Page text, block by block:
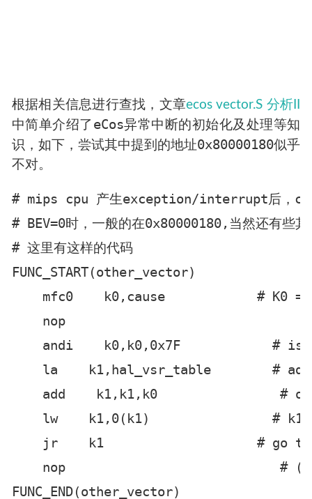
根据相关信息进行查找，文章ecos vector.S 分析II
中简单介绍了 eCos异常中断的初始化及处理等知
识，如下，尝试其中提到的地址0x80000180似乎
不对。
# mips cpu 产生exception/interrupt后，cpu
# BEV=0时，一般的在0x80000180,当然还有些
# 这里有这样的代码
FUNC_START(other_vector)
mfc0    k0,cause            # K0 =
    nop
andi    k0,k0,0x7F            #
la    k1,hal_vsr_table        #
add    k1,k1,k0                #
lw    k1,0(k1)                # k1
jr    k1                    # go
nop                            #